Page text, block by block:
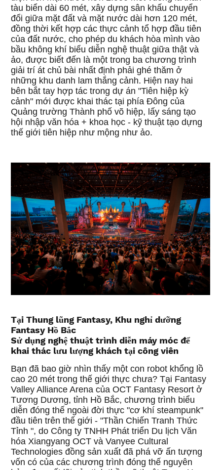
tàu biển dài 60 mét, xây dựng sân khấu chuyển
đổi giữa mặt đất và mặt nước dài hơn 120 mét,
đồng thời kết hợp các thực cảnh tổ hợp đầu tiên
của đất nước, cho phép du khách hòa mình vào
bầu không khí biểu diễn nghệ thuật giữa thật và
ảo, được biết đến là một trong ba chương trình
giải trí át chủ bài nhất định phải ghé thăm ở
những khu danh lam thắng cảnh. Hiện nay hai
bên bắt tay hợp tác trong dự án "Tiên hiệp kỳ
cảnh" mới được khai thác tại phía Đông của
Quảng trường Thành phố võ hiệp, lấy sáng tạo
hội nhập văn hóa + khoa học - kỹ thuật tạo dựng
thế giới tiên hiệp như mộng như ảo.
Tại Thung lũng Fantasy, Khu nghỉ dưỡng
Fantasy Hồ Bắc
Sử dụng nghệ thuật trình diễn máy móc để
khai thác lưu lượng khách tại công viên
Bạn đã bao giờ nhìn thấy một con robot khổng lồ
cao 20 mét trong thế giới thực chưa? Tại Fantasy
Valley Alliance Arena của OCT Fantasy Resort ở
Tương Dương, tỉnh Hồ Bắc, chương trình biểu
diễn đóng thế ngoài đời thực "cơ khí steampunk"
đầu tiên trên thế giới - "Thần Chiến Tranh Thức
Tỉnh ", do Công ty TNHH Phát triển Du lịch Văn
hóa Xiangyang OCT và Vanyee Cultural
Technologies đồng sản xuất đã phá vỡ ấn tượng
vốn có của các chương trình đóng thế nguyên